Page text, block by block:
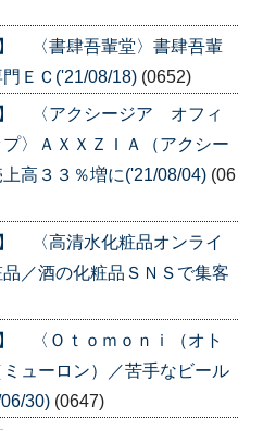
】 〈書肆吾輩堂〉書肆吾輩
ＥＣ('21/08/18) (0652)
】 〈アクシージア オフィ
〉ＡＸＸＺＩＡ（アクシー
高３３％増に('21/08/04) (06
】 〈高清水化粧品オンライ
／酒の化粧品ＳＮＳで集客
】 〈Ｏｔｏｍｏｎｉ（オト
ューロン）／苦手なビール
30) (0647)